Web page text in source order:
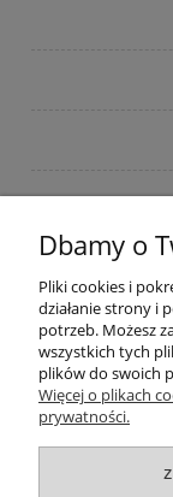
ZakupyTV.net
|
woj. lubuskie |
Dbamy o
Pliki cookies i
działanie strony i
potrzeb. Możesz
wszystkich tych
plików do swoich
Więcej o plikach
prywatności.